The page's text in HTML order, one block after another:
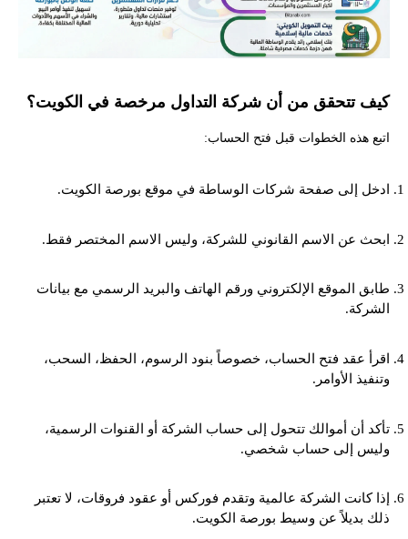
كيف تتحقق من أن شركة التداول مرخصة في الكويت؟
اتبع هذه الخطوات قبل فتح الحساب:
ادخل إلى صفحة شركات الوساطة في موقع بورصة الكويت.
ابحث عن الاسم القانوني للشركة، وليس الاسم المختصر فقط.
طابق الموقع الإلكتروني ورقم الهاتف والبريد الرسمي مع بيانات
الشركة.
اقرأ عقد فتح الحساب، خصوصاً بنود الرسوم، الحفظ، السحب،
وتنفيذ الأوامر.
تأكد أن أموالك تتحول إلى حساب الشركة أو القنوات الرسمية،
وليس إلى حساب شخصي.
إذا كانت الشركة عالمية وتقدم فوركس أو عقود فروقات، لا تعتبر
ذلك بديلاً عن وسيط بورصة الكويت.